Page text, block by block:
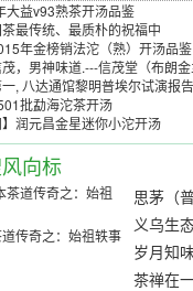
大益v93熟茶开汤品鉴
最传统、最质朴的祝福中
年金榜销法沱（熟）开汤品鉴
，男神味道.---信茂堂（布朗
, 八达通馆黎明普埃尔试演报告
批勐海沱茶开汤
】润元昌金星迷你小沱开汤
向标
道传奇之：始祖轶事
思茅（
第一人
义乌生
玉, 细腻
岁月知
烘：做
茶禅在